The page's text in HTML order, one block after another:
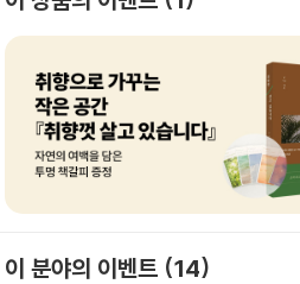
이 분야의 이벤트 14